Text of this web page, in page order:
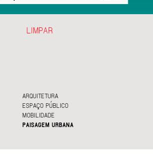
ARQUITETURA
ESPAÇO PÚBLICO
MOBILIDADE
PAISAGEM URBANA
LIMPAR